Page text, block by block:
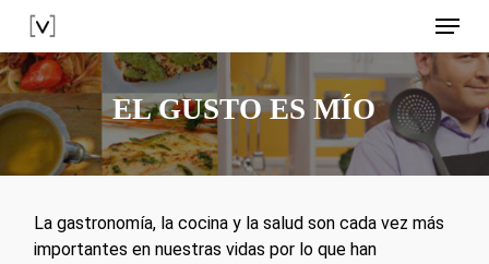
Skip
main
content
Menu
EL GUSTO ES MÍO
La gastronomía, la cocina y la salud son cada vez más
importantes en nuestras vidas por lo que han